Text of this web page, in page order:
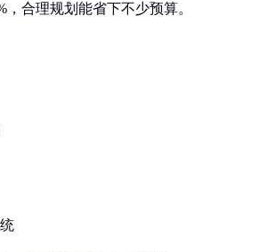
合理规划能省下不少预算。